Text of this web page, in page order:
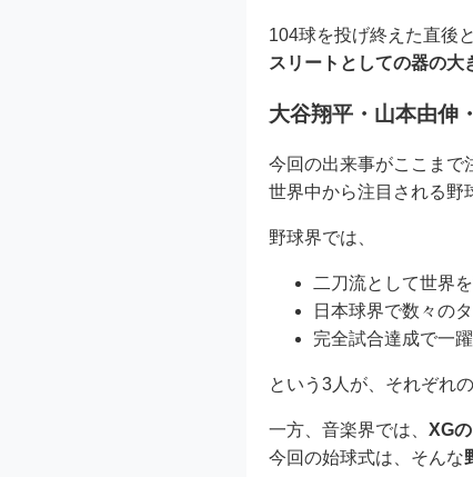
104球を投げ終えた直後
スリートとしての器の大
大谷翔平・山本由伸
今回の出来事がここまで
世界中から注目される野
野球界では、
二刀流として世界
日本球界で数々の
完全試合達成で一
という3人が、それぞれ
一方、音楽界では、 XG
今回の始球式は、そんな